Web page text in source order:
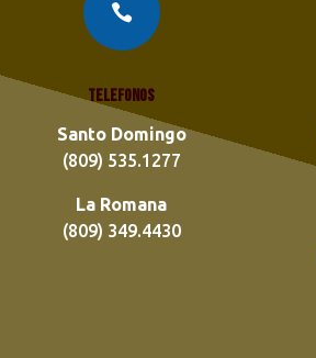

Telefonos
Santo Domingo
(809) 535.1277
La Romana
(809) 349.4430